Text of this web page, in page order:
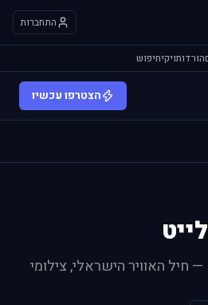
התחברות
הורדותויקיחיפוש
הצטרפו עכשיו
חיל האוויר הישראלי, צילומי